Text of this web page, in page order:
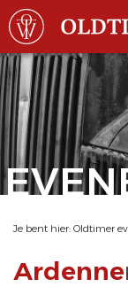
Je bent hier: Oldtimer